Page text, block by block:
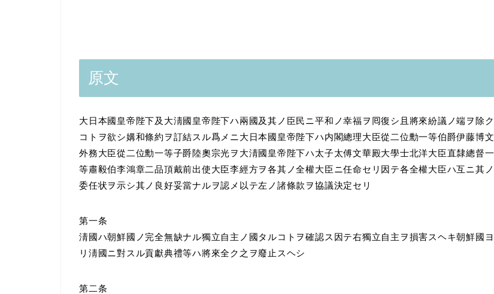
原文
大日本國皇帝陛下及大淸國皇帝陛下ハ兩國及其ノ臣民ニ平和ノ幸福ヲ囘復シ且將來紛議ノ端ヲ除ク
コトヲ欲シ媾和條約ヲ訂結スル爲メニ大日本國皇帝陛下ハ内閣總理大臣從二位勳一等伯爵伊藤博文
外務大臣從二位勳一等子爵陸奧宗光ヲ大淸國皇帝陛下ハ太子太傅文華殿大學士北洋大臣直隸總督一
等肅毅伯李鴻章二品頂戴前出使大臣李經方ヲ各其ノ全權大臣ニ任命セリ因テ各全權大臣ハ互ニ其ノ
委任状ヲ示シ其ノ良好妥當ナルヲ認メ以テ左ノ諸條款ヲ協議決定セリ
第一条
淸國ハ朝鮮國ノ完全無缺ナル獨立自主ノ國タルコトヲ確認ス因テ右獨立自主ヲ損害スヘキ朝鮮國ヨ
リ淸國ニ對スル貢獻典禮等ハ將來全ク之ヲ廢止スヘシ
第二条